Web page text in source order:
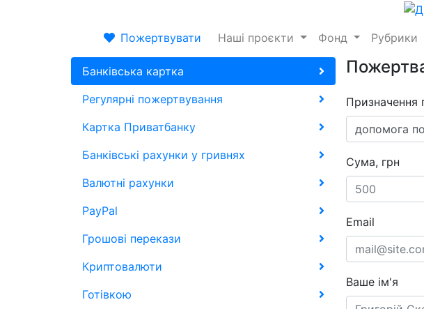
Пожертвувати Наші проєкти Фонд Рубрики
Банківська картка
Регулярні пожертвування
Картка Приватбанку
Банківські рахунки у гривнях
Валютні рахунки
PayPal
Грошові перекази
Криптовалюти
Готівкою
Призначення
Сума, грн
Email
Ваше ім'я